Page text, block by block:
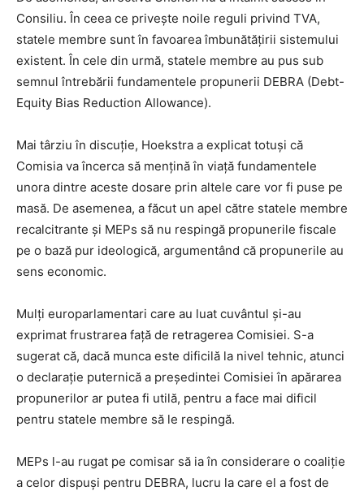
Consiliu. În ceea ce privește noile reguli privind TVA,
statele membre sunt în favoarea îmbunătățirii sistemului
existent. În cele din urmă, statele membre au pus sub
semnul întrebării fundamentele propunerii DEBRA (Debt-
Equity Bias Reduction Allowance).
Mai târziu în discuție, Hoekstra a explicat totuși că
Comisia va încerca să mențină în viață fundamentele
unora dintre aceste dosare prin altele care vor fi puse pe
masă. De asemenea, a făcut un apel către statele membre
recalcitrante și MEPs să nu respingă propunerile fiscale
pe o bază pur ideologică, argumentând că propunerile au
sens economic.
Mulți europarlamentari care au luat cuvântul și-au
exprimat frustrarea față de retragerea Comisiei. S-a
sugerat că, dacă munca este dificilă la nivel tehnic, atunci
o declarație puternică a președintei Comisiei în apărarea
propunerilor ar putea fi utilă, pentru a face mai dificil
pentru statele membre să le respingă.
MEPs l-au rugat pe comisar să ia în considerare o coaliție
a celor dispuși pentru DEBRA, lucru la care el a fost de